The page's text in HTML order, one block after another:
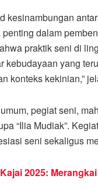
kesinambungan
dalam
praktik seni di
kebudayaan yang
konteks kekinian,”
pegiat seni,
“Ilia Mudiak”.
seni sekaligus
2025: